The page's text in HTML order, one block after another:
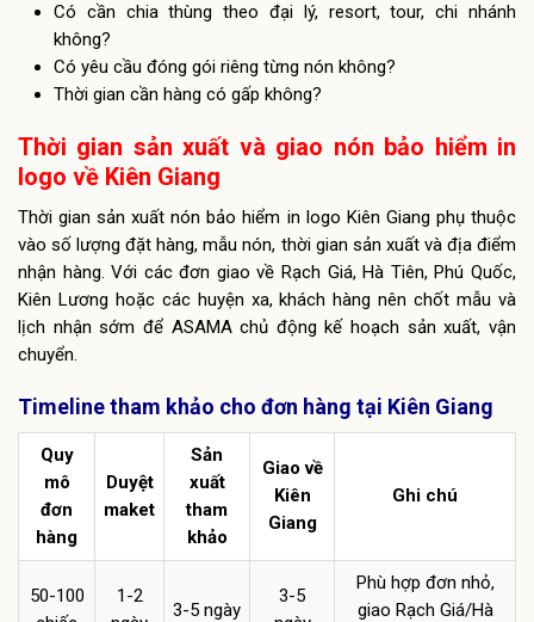
Có cần chia thùng theo đại lý, resort, tour, chi nhánh
không?
Có yêu cầu đóng gói riêng từng nón không?
Thời gian cần hàng có gấp không?
Thời gian sản xuất và giao nón bảo hiểm in
logo về Kiên Giang
Thời gian sản xuất nón bảo hiểm in logo Kiên Giang phụ thuộc
vào số lượng đặt hàng, mẫu nón, thời gian sản xuất và địa điểm
nhận hàng. Với các đơn giao về Rạch Giá, Hà Tiên, Phú Quốc,
Kiên Lương hoặc các huyện xa, khách hàng nên chốt mẫu và
lịch nhận sớm để ASAMA chủ động kế hoạch sản xuất, vận
chuyển.
Timeline tham khảo cho đơn hàng tại Kiên Giang
Quy
mô
đơn
hàng
Duyệt
maket
Sản
xuất
tham
khảo
Giao về
Kiên
Giang
Ghi chú
50-100
1-2
3-5 ngày
3-5
Phù hợp đơn nhỏ,
giao Rạch Giá/Hà